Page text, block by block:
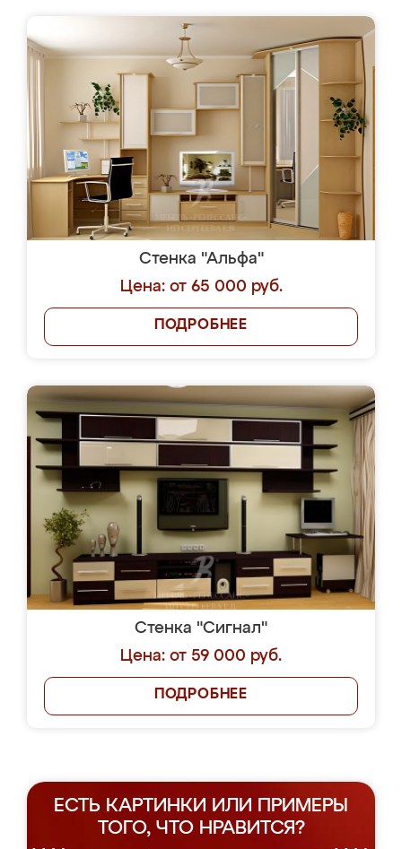
Стенка "Альфа"
Цена: от 65 000 руб.
ПОДРОБНЕЕ
Стенка "Сигнал"
Цена: от 59 000 руб.
ПОДРОБНЕЕ
ЕСТЬ КАРТИНКИ ИЛИ ПРИМЕРЫ
ТОГО, ЧТО НРАВИТСЯ?